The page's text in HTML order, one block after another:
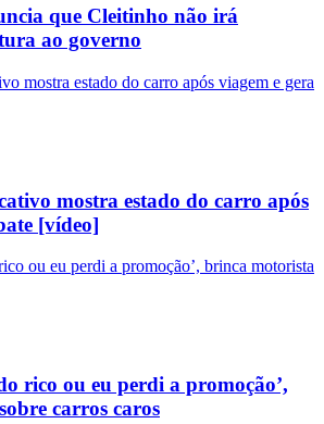
que Cleitinho não irá
ao governo
mostra estado do carro após
[vídeo]
rico ou eu perdi a promoção’,
carros caros